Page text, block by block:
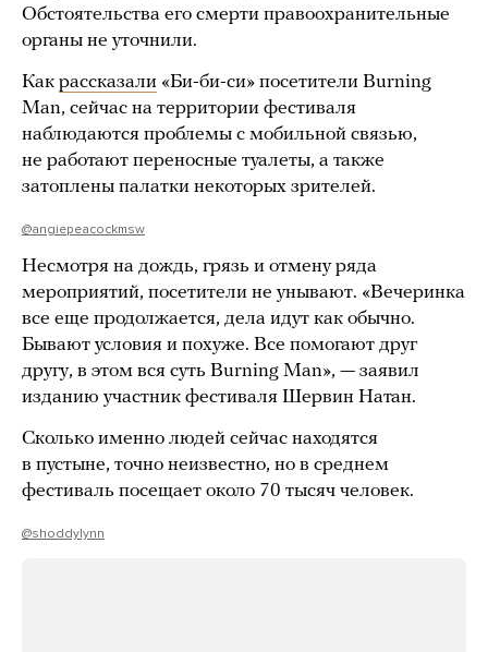
Обстоятельства его смерти правоохранительные
органы не уточнили.
Как рассказали «Би-би-си» посетители Burning
Man, сейчас на территории фестиваля
наблюдаются проблемы с мобильной связью,
не работают переносные туалеты, а также
затоплены палатки некоторых зрителей.
@angiepeacockmsw
Несмотря на дождь, грязь и отмену ряда
мероприятий, посетители не унывают. «Вечеринка
все еще продолжается, дела идут как обычно.
Бывают условия и похуже. Все помогают друг
другу, в этом вся суть Burning Man», — заявил
изданию участник фестиваля Шервин Натан.
Сколько именно людей сейчас находятся
в пустыне, точно неизвестно, но в среднем
фестиваль посещает около 70 тысяч человек.
@shoddylynn